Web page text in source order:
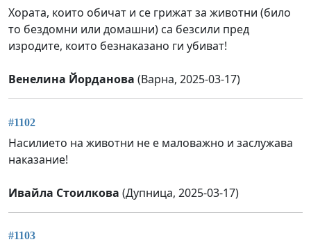
Хората, които обичат и се грижат за животни (било
то бездомни или домашни) са безсили пред
изродите, които безнаказано ги убиват!
Венелина Йорданова (Варна, 2025-03-17)
#1102
Насилието на животни не е маловажно и заслужава
наказание!
Ивайла Стоилкова (Дупница, 2025-03-17)
#1103